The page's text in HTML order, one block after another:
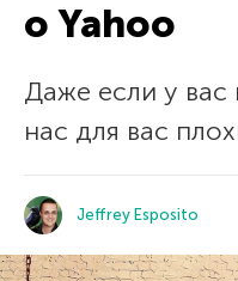
о Yahoo
Даже если у вас
нас для вас
Jeffrey Esposito